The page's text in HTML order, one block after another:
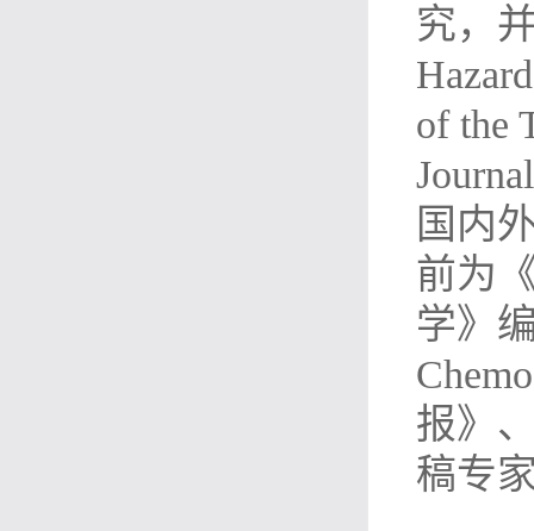
究，
of the
国内
前为
学》
报》
稿专